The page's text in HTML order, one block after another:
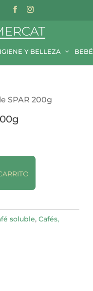
Y BELLEZA BEBÉ
SPAR 200g
soluble,Cafés,